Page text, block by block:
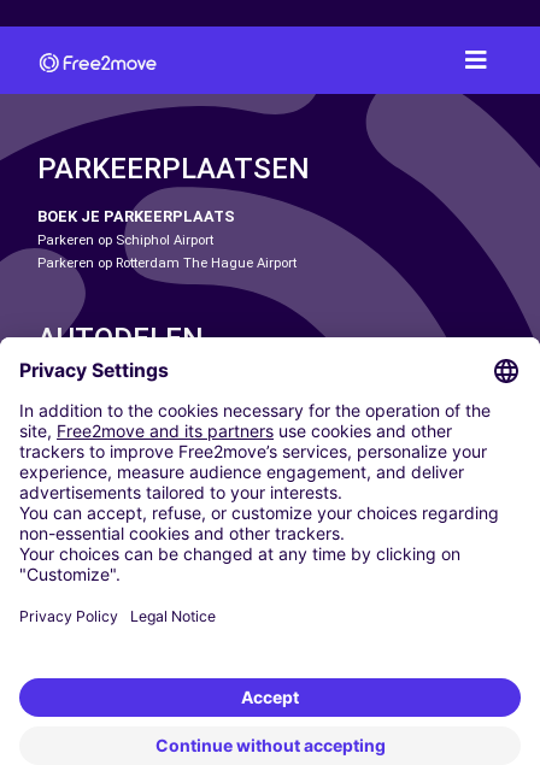
PARKEERPLAATSEN
BOEK JE PARKEERPLAATS
Parkeren op Schiphol Airport
Parkeren op Rotterdam The Hague Airport
AUTODELEN
ONZE STEDEN
Paris
Madrid
Washington DC
Milaan
Rome
Turijn
Wenen
Berlijn
Düsseldorf